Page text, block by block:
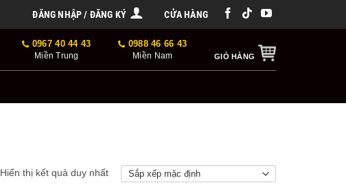
ĐĂNG NHẬP / ĐĂNG KÝ CỬA HÀNG
0967 40 44 43
Miền Trung
0988 46 66 43
Miền Nam GIỎ HÀNG
Hiển thị kết quả duy nhất